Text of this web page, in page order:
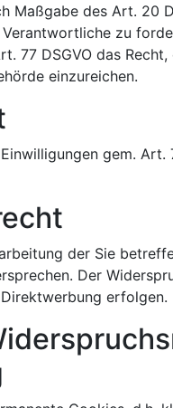
Maßgabe des Art. 20
zu
77 DSGVO das
einzureichen.
gem.
der Sie
Der
erfolgen.